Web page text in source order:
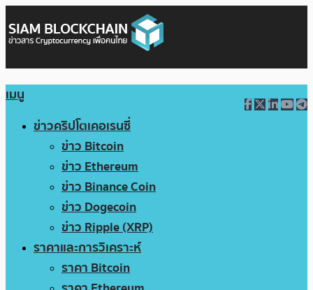
เมนู
ข่าวคริปโตเคอเรนซี่
ข่าว Bitcoin
ข่าว Ethereum
ข่าว Binance Coin
ข่าว Dogecoin
ข่าว Ripple (XRP)
ราคาและการวิเคราะห์
ราคา Bitcoin